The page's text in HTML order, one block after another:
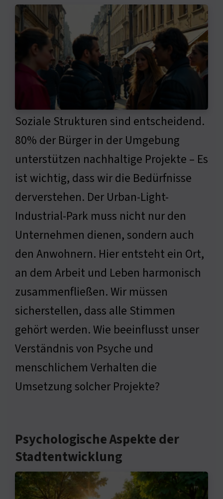
Soziale Strukturen sind entscheidend.
80% der Bürger in der Umgebung
unterstützen nachhaltige Projekte – Es
ist wichtig, dass wir die Bedürfnisse
derverstehen. Der Urban-Light-
Industrial-Park muss nicht nur den
Unternehmen dienen, sondern auch
den Anwohnern. Hier entsteht ein Ort,
an dem Arbeit und Leben harmonisch
zusammenfließen. Wir müssen
sicherstellen, dass alle Stimmen
gehört werden. Wie beeinflusst unser
Verständnis von Psyche und
menschlichem Verhalten die
Umsetzung solcher Projekte?
Psychologische Aspekte der
Stadtentwicklung